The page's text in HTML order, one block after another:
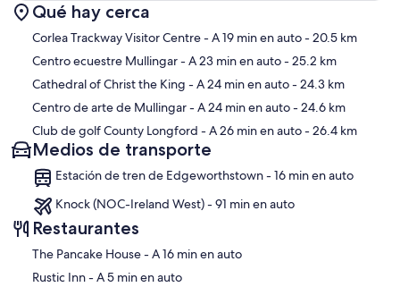
Terms & Conditions:
€500 charged to client's credit card as a pre-authorisation at least 2
weeks prior to arrival and refunded two weeks after departure,
subject to full inspection.
3:00 pm
11:00 am
Yes, incuded in the rental price
Sección del mapa
Qué hay cerca
Corlea Trackway Visitor Centre- A 19 min en auto- 20.5 km
Centro ecuestre Mullingar- A 23 min en auto- 25.2 km
Cathedral of Christ the King - A 24 min en auto- 24.3 km
Centro de arte de Mullingar- A 24 min en auto- 24.6 km
Club de golf County Longford - A 26 min en auto- 26.4 km
Medios de transporte
Estación de tren de Edgeworthstown - 16 min en auto
Knock (NOC-Ireland West) - 91 min en auto
Restaurantes
‪The Pancake House - ‬A 16 min en auto
‪Rustic Inn - ‬A 5 min en auto